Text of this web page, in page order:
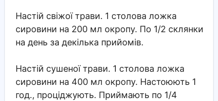
Настій свіжої трави. 1 столова ложка
сировини на 200 мл окропу. По 1/2 склянки
на день за декілька прийомів.
Настій сушеної трави. 1 столова ложка
сировини на 400 мл окропу. Настоюють 1
год., проціджують. Приймають по 1/4